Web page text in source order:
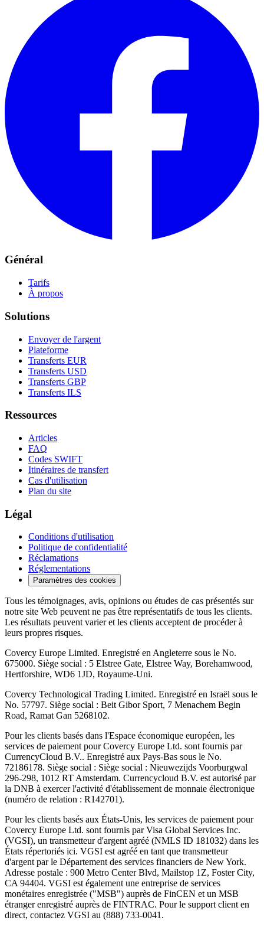
Général
Tarifs
À propos
Solutions
Envoyer de l'argent
Plateforme
Transferts EUR
Transferts USD
Transferts GBP
Transferts ILS
Ressources
Articles
FAQ
Codes SWIFT
Itinéraires de transfert
Cas d'utilisation
Plan du site
Légal
Conditions d'utilisation
Politique de confidentialité
Réclamations
Réglementations
Paramètres des cookies
Tous les témoignages, avis, opinions ou études de cas présentés sur
notre site Web peuvent ne pas être représentatifs de tous les clients.
Les résultats peuvent varier et les clients acceptent de procéder à
leurs propres risques.
Covercy Europe Limited. Enregistré en Angleterre sous le No.
675000. Siège social : 5 Elstree Gate, Elstree Way, Borehamwood,
Hertforshire, WD6 1JD, Royaume-Uni.
Covercy Technological Trading Limited. Enregistré en Israël sous le
No. 57797. Siège social : Beit Gibor Sport, 7 Menachem Begin
Road, Ramat Gan 5268102.
Pour les clients basés dans l'Espace économique européen, les
services de paiement pour Covercy Europe Ltd. sont fournis par
CurrencyCloud B.V.. Enregistré aux Pays-Bas sous le No.
72186178. Siège social : Siège social : Nieuwezijds Voorburgwal
296-298, 1012 RT Amsterdam. Currencycloud B.V. est autorisé par
la DNB à exercer l'activité d'établissement de monnaie électronique
(numéro de relation : R142701).
Pour les clients basés aux États-Unis, les services de paiement pour
Covercy Europe Ltd. sont fournis par Visa Global Services Inc.
(VGSI), un transmetteur d'argent agréé (NMLS ID 181032) dans les
États répertoriés ici. VGSI est agréé en tant que transmetteur
d'argent par le Département des services financiers de New York.
Adresse postale : 900 Metro Center Blvd, Mailstop 1Z, Foster City,
CA 94404. VGSI est également une entreprise de services
monétaires enregistrée ("MSB") auprès de FinCEN et un MSB
étranger enregistré auprès de FINTRAC. Pour le support client en
direct, contactez VGSI au (888) 733-0041.